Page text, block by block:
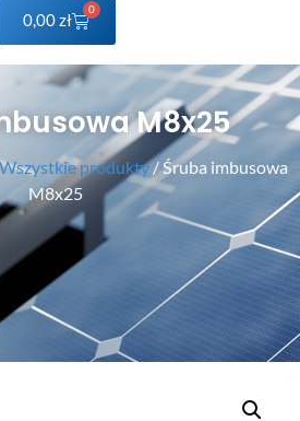
0,00zł
0
M8x25
Wszystkie produkty/ Śruba imbusowa
M8x25